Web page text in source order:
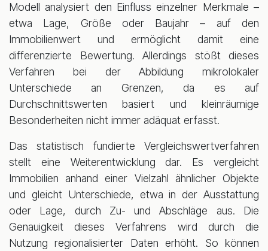
Modell analysiert den Einfluss einzelner Merkmale –
etwa Lage, Größe oder Baujahr – auf den
Immobilienwert und ermöglicht damit eine
differenzierte Bewertung. Allerdings stößt dieses
Verfahren bei der Abbildung mikrolokaler
Unterschiede an Grenzen, da es auf
Durchschnittswerten basiert und kleinräumige
Besonderheiten nicht immer adäquat erfasst.
Das statistisch fundierte Vergleichswertverfahren
stellt eine Weiterentwicklung dar. Es vergleicht
Immobilien anhand einer Vielzahl ähnlicher Objekte
und gleicht Unterschiede, etwa in der Ausstattung
oder Lage, durch Zu- und Abschläge aus. Die
Genauigkeit dieses Verfahrens wird durch die
Nutzung regionalisierter Daten erhöht. So können